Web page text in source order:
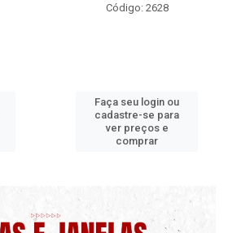
Código: 2628
Faça seu login ou
cadastre-se para
ver preços e
comprar